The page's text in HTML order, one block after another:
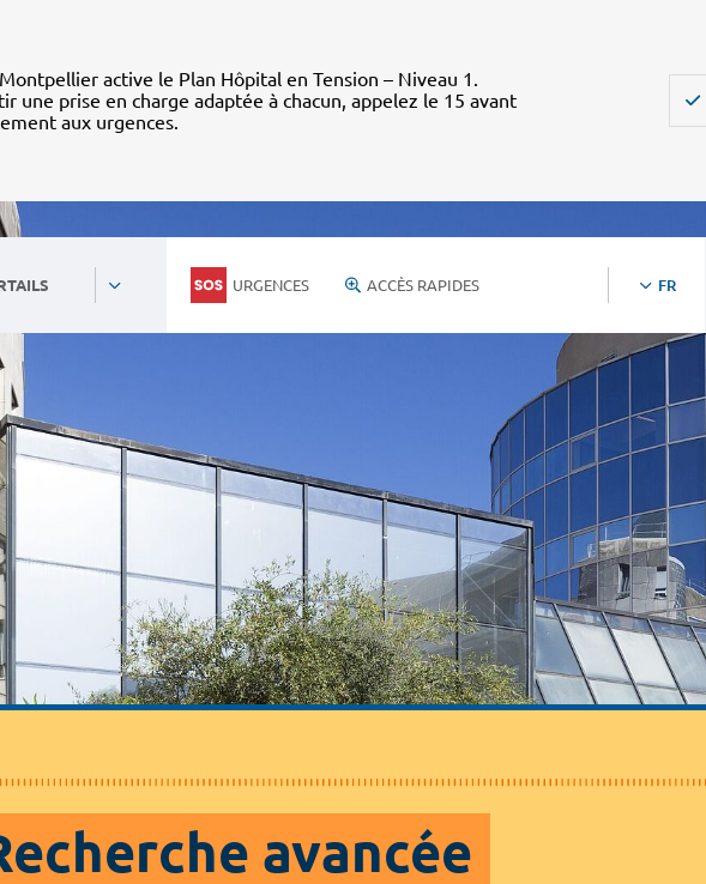
active le Plan Hôpital en Tension – Niveau 1.
une prise en charge adaptée à chacun, appelez le 15 avant
aux urgences.
URGENCES ACCÈS RAPIDES FR
avancée